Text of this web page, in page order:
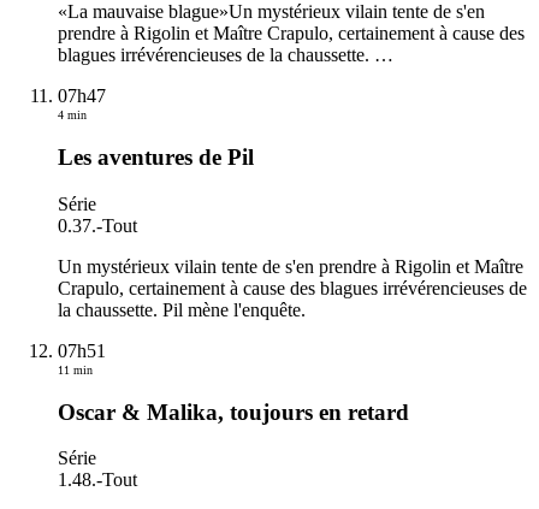
«La mauvaise blague»Un mystérieux vilain tente de s'en
prendre à Rigolin et Maître Crapulo, certainement à cause des
blagues irrévérencieuses de la chaussette. …
07h47
4 min
Les aventures de Pil
Série
0.37.-Tout
Un mystérieux vilain tente de s'en prendre à Rigolin et Maître
Crapulo, certainement à cause des blagues irrévérencieuses de
la chaussette. Pil mène l'enquête.
07h51
11 min
Oscar & Malika, toujours en retard
Série
1.48.-Tout